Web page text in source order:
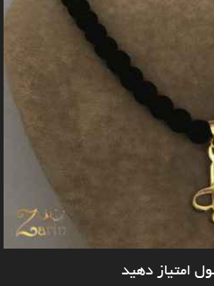
امتیاز دهید